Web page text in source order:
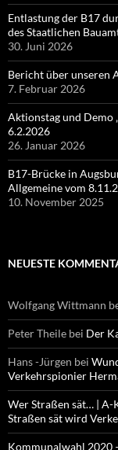
Entlastung der B17
des Staatlichen
30. Juni 2026
Bericht über unseren
7. Februar 2026
Aktionstag und Demo
6.2.2026
26. Januar 2026
B17-Brücke in
Allgemeine vom
10. November 2025
NEUESTE
Wolfgang Wittmann
Peter Theile bei Der
Hans -Jürgen bei
Verkehrspionier
Wer Straßen sät… | A-
Straßen sät wird
Kommunalwahl 2020